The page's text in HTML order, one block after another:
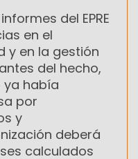
del EPRE
en el
y en la gestión
del hecho,
ya había
por
y
deberá
calculados